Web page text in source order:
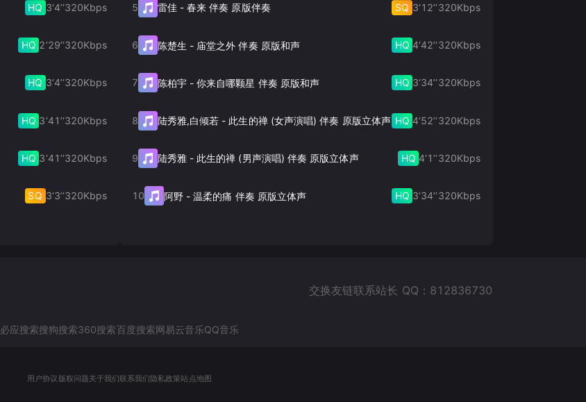
HQ 3‘4’‘320Kbps
HQ 2‘29’‘320Kbps
HQ 3‘4’‘320Kbps
HQ 3‘41’‘320Kbps
HQ 3‘41’‘320Kbps
SQ 3‘3’‘320Kbps
5 雷佳- 春来 伴奏 原版伴奏 SQ 3‘12’‘320Kbps
6 陈楚生 - 庙堂之外 伴奏 原版和声 HQ 4‘42’‘320Kbps
7 陈柏宇-你来自哪颗星 伴奏 原版和声 HQ 3‘34’‘320Kbps
8 陆秀雅,白倾若 - 此生的禅 (女声演唱) 伴奏 原版立体声 HQ 4‘52’‘320Kbps
9 陆秀雅- 此生的禅 (男声演唱) 伴奏 原版立体声 HQ 4‘1’‘320Kbps
10 阿野-温柔的痛 伴奏 原版立体声 HQ 3‘34’‘320Kbps
交换友链联系站长 QQ：812836730
必应搜索搜狗搜索360搜索百度搜索网易云音乐QQ音乐
用户协议 版权问题关于我们联系我们 隐私政策站点地图